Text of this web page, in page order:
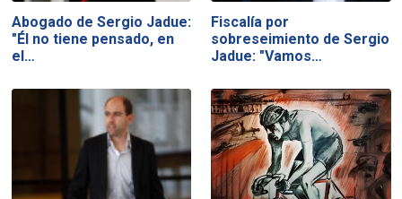
Abogado de Sergio Jadue:
"Él no tiene pensado, en
el…
Fiscalía por
sobreseimiento de Sergio
Jadue: "Vamos…